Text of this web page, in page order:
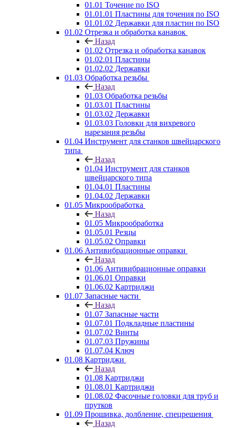
01.01 Точение по ISO
01.01.01 Пластины для точения по ISO
01.01.02 Державки для пластин по ISO
01.02 Отрезка и обработка канавок
Назад
01.02 Отрезка и обработка канавок
01.02.01 Пластины
01.02.02 Державки
01.03 Обработка резьбы
Назад
01.03 Обработка резьбы
01.03.01 Пластины
01.03.02 Державки
01.03.03 Головки для вихревого
нарезания резьбы
01.04 Инструмент для станков швейцарского
типа
Назад
01.04 Инструмент для станков
швейцарского типа
01.04.01 Пластины
01.04.02 Державки
01.05 Микрообработка
Назад
01.05 Микрообработка
01.05.01 Резцы
01.05.02 Оправки
01.06 Антивибрационные оправки
Назад
01.06 Антивибрационные оправки
01.06.01 Оправки
01.06.02 Картриджи
01.07 Запасные части
Назад
01.07 Запасные части
01.07.01 Подкладные пластины
01.07.02 Винты
01.07.03 Пружины
01.07.04 Ключ
01.08 Картриджи
Назад
01.08 Картриджи
01.08.01 Картриджи
01.08.02 Фасочные головки для труб и
прутков
01.09 Прошивка, долбление, спецрешения
Назад